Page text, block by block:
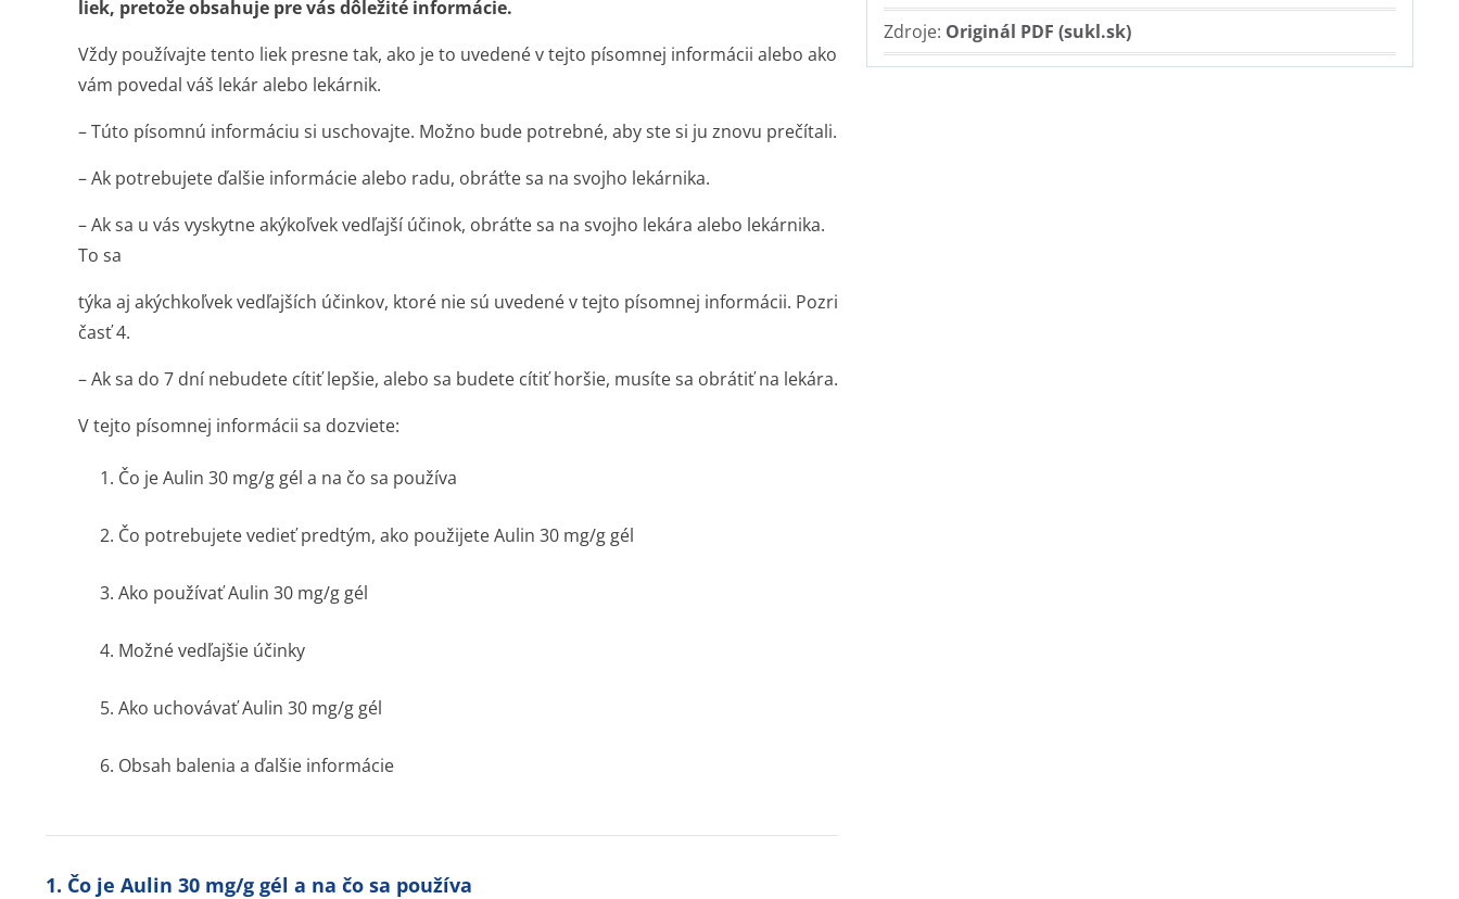
Zdroje: Originál PDF (sukl.sk)
liek, pretože obsahuje pre vás dôležité informácie.
Vždy používajte tento liek presne tak, ako je to uvedené v tejto písomnej informácii alebo ako
vám povedal váš lekár alebo lekárnik.
– Túto písomnú informáciu si uschovajte. Možno bude potrebné, aby ste si ju znovu prečítali.
– Ak potrebujete ďalšie informácie alebo radu, obráťte sa na svojho lekárnika.
– Ak sa u vás vyskytne akýkoľvek vedľajší účinok, obráťte sa na svojho lekára alebo lekárnika.
To sa
týka aj akýchkoľvek vedľajších účinkov, ktoré nie sú uvedené v tejto písomnej informácii. Pozri
časť 4.
– Ak sa do 7 dní nebudete cítiť lepšie, alebo sa budete cítiť horšie, musíte sa obrátiť na lekára.
V tejto písomnej informácii sa dozviete:
1. Čo je Aulin 30 mg/g gél a na čo sa používa
2. Čo potrebujete vedieť predtým, ako použijete Aulin 30 mg/g gél
3. Ako používať Aulin 30 mg/g gél
4. Možné vedľajšie účinky
5. Ako uchovávať Aulin 30 mg/g gél
6. Obsah balenia a ďalšie informácie
1. Čo je Aulin 30 mg/g gél a na čo sa používa